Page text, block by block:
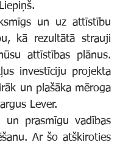
kā rezultātā strauji
attīstības plānus.
investīciju projekta
un plašāka mēroga
Lever.
Ar šo atškiroties